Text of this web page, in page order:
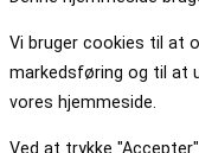
Vi bruger cookies til at
markedsføring og til at
vores hjemmeside.
Ved at trykke